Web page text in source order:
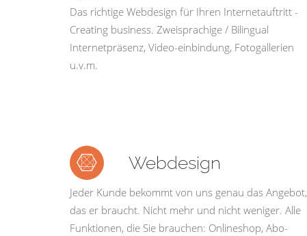
Das richtige Webdesign für Ihren Internetauftritt -
Creating business. Zweisprachige / Bilingual
Internetpräsenz, Video-einbindung, Fotogallerien
u.v.m.
Webdesign
Jeder Kunde bekommt von uns genau das Angebot,
das er braucht. Nicht mehr und nicht weniger. Alle
Funktionen, die Sie brauchen: Onlineshop, Abo-